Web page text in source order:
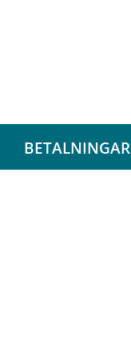
BETALNINGAR